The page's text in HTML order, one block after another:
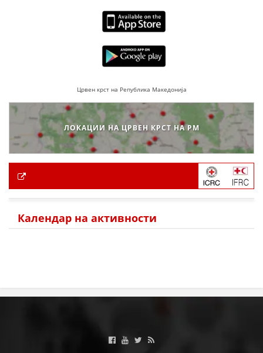
Црвен крст на Република Македонија
ЛОКАЦИИ НА ЦРВЕН КРСТ НА РМ
Календар на активности